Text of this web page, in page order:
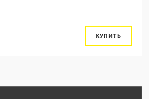
КУПИТЬ